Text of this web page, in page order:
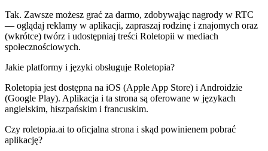
Tak. Zawsze możesz grać za darmo, zdobywając nagrody w RTC
— oglądaj reklamy w aplikacji, zapraszaj rodzinę i znajomych oraz
(wkrótce) twórz i udostępniaj treści Roletopii w mediach
społecznościowych.
Jakie platformy i języki obsługuje Roletopia?
Roletopia jest dostępna na iOS (Apple App Store) i Androidzie
(Google Play). Aplikacja i ta strona są oferowane w językach
angielskim, hiszpańskim i francuskim.
Czy roletopia.ai to oficjalna strona i skąd powinienem pobrać
aplikację?